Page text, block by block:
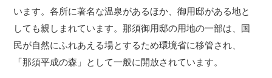
います。各所に著名な温泉があるほか、御用邸がある地と
しても親しまれています。那須御用邸の用地の一部は、国
民が自然にふれあえる場とするため環境省に移管され、
「那須平成の森」として一般に開放されています。